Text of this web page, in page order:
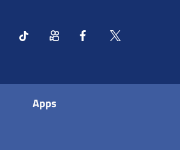
Apps